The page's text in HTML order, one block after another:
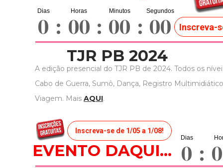
0 : 00 : 00 : 00 Inscreva-
TJR PB 2024
A edição presencial do TJR PB de 2024. Todos os
Cabo de Guerra, Sumô, Dança, Registro
Viagem. Mais AQUI.
EVENTO DAQUI... 0 :
Inscreva-se de 1/05 a 1/08!